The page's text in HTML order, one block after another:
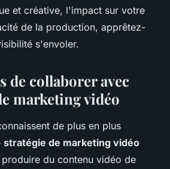
et créative, l'impact sur votre
de la production, apprêtez-
s'envoler.
de collaborer avec
marketing vidéo
de plus en plus
stratégie de marketing vidéo
du contenu vidéo de